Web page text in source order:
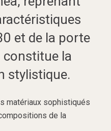
et de la porte
constitue la
stylistique.
matériaux sophistiqués
de la